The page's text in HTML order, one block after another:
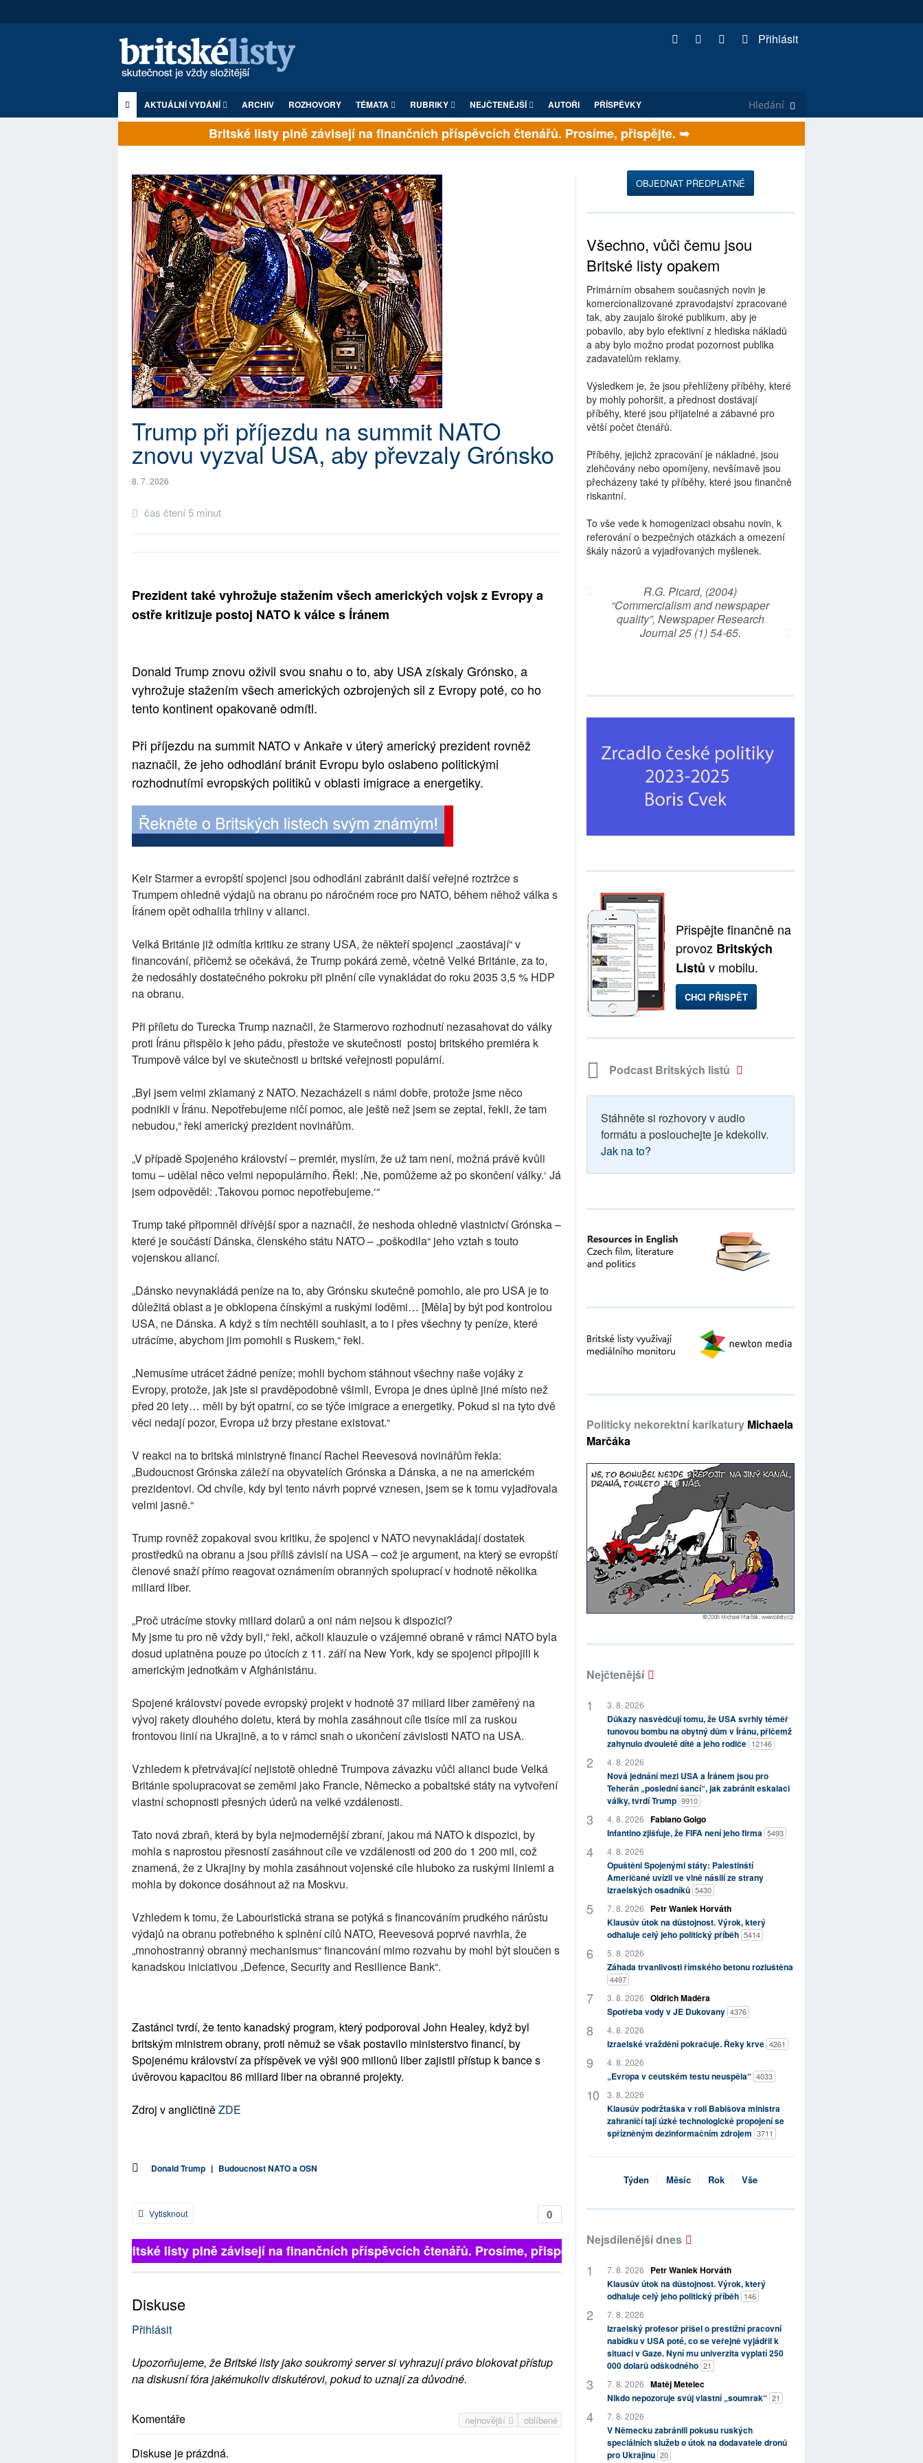
Přihlásit
AKTUÁLNÍ VYDÁNÍ ARCHIV ROZHOVORY TÉMATA RUBRIKY NEJČTENĚJŠÍ AUTOŘI PŘÍSPĚVKY
Britské listy plně závisejí na finančních příspěvcích čtenářů. Prosíme, přispějte. ➥
Trump při příjezdu na summit NATO
znovu vyzval USA, aby převzaly Grónsko
8. 7. 2026
čas čtení 5 minut
Prezident také vyhrožuje stažením všech amerických vojsk z Evropy a
ostře kritizuje postoj NATO k válce s Íránem
Donald Trump znovu oživil svou snahu o to, aby USA získaly Grónsko, a
vyhrožuje stažením všech amerických ozbrojených sil z Evropy poté, co ho
tento kontinent opakovaně odmítl.
Při příjezdu na summit NATO v Ankaře v úterý americký prezident rovněž
naznačil, že jeho odhodlání bránit Evropu bylo oslabeno politickými
rozhodnutími evropských politiků v oblasti imigrace a energetiky.
Keir Starmer a evropští spojenci jsou odhodláni zabránit další veřejné roztržce s
Trumpem ohledně výdajů na obranu po náročném roce pro NATO, během něhož válka s
Íránem opět odhalila trhliny v alianci.
Velká Británie již odmítla kritiku ze strany USA, že někteří spojenci „zaostávají“ v
financování, přičemž se očekává, že Trump pokárá země, včetně Velké Británie, za to,
že nedosáhly dostatečného pokroku při plnění cíle vynakládat do roku 2035 3,5 % HDP
na obranu.
Při příletu do Turecka Trump naznačil, že Starmerovo rozhodnutí nezasahovat do války
proti Íránu přispělo k jeho pádu, přestože ve skutečnosti postoj britského premiéra k
Trumpově válce byl ve skutečnosti u britské veřejnosti populární.
„Byl jsem velmi zklamaný z NATO. Nezacházeli s námi dobře, protože jsme něco
podnikli v Íránu. Nepotřebujeme ničí pomoc, ale ještě než jsem se zeptal, řekli, že tam
nebudou,“ řekl americký prezident novinářům.
„V případě Spojeného království – premiér, myslím, že už tam není, možná právě kvůli
tomu – udělal něco velmi nepopulárního. Řekl: ‚Ne, pomůžeme až po skončení války.‘ Já
jsem odpověděl: ‚Takovou pomoc nepotřebujeme.‘“
Trump také připomněl dřívější spor a naznačil, že neshoda ohledně vlastnictví Grónska –
které je součástí Dánska, členského státu NATO – „poškodila“ jeho vztah s touto
vojenskou aliancí.
„Dánsko nevynakládá peníze na to, aby Grónsku skutečně pomohlo, ale pro USA je to
důležitá oblast a je obklopena čínskými a ruskými loděmi… [Měla] by být pod kontrolou
USA, ne Dánska. A když s tím nechtěli souhlasit, a to i přes všechny ty peníze, které
utrácíme, abychom jim pomohli s Ruskem,“ řekl.
„Nemusíme utrácet žádné peníze; mohli bychom stáhnout všechny naše vojáky z
Evropy, protože, jak jste si pravděpodobně všimli, Evropa je dnes úplně jiné místo než
před 20 lety… měli by být opatrní, co se týče imigrace a energetiky. Pokud si na tyto dvě
věci nedají pozor, Evropa už brzy přestane existovat.“
V reakci na to britská ministryně financí Rachel Reevesová novinářům řekla:
„Budoucnost Grónska záleží na obyvatelích Grónska a Dánska, a ne na americkém
prezidentovi. Od chvíle, kdy byl tento návrh poprvé vznesen, jsem se k tomu vyjadřovala
velmi jasně.“
Trump rovněž zopakoval svou kritiku, že spojenci v NATO nevynakládají dostatek
prostředků na obranu a jsou příliš závislí na USA – což je argument, na který se evropští
členové snaží přímo reagovat oznámením obranných spoluprací v hodnotě několika
miliard liber.
„Proč utrácíme stovky miliard dolarů a oni nám nejsou k dispozici?
My jsme tu pro ně vždy byli,“ řekl, ačkoli klauzule o vzájemné obraně v rámci NATO byla
dosud uplatněna pouze po útocích z 11. září na New York, kdy se spojenci připojili k
americkým jednotkám v Afghánistánu.
Spojené království povede evropský projekt v hodnotě 37 miliard liber zaměřený na
vývoj rakety dlouhého doletu, která by mohla zasáhnout cíle tisíce mil za ruskou
frontovou linií na Ukrajině, a to v rámci snah o ukončení závislosti NATO na USA.
Vzhledem k přetrvávající nejistotě ohledně Trumpova závazku vůči alianci bude Velká
Británie spolupracovat se zeměmi jako Francie, Německo a pobaltské státy na vytvoření
vlastní schopnosti přesných úderů na velké vzdálenosti.
Tato nová zbraň, která by byla nejmodernější zbraní, jakou má NATO k dispozici, by
mohla s naprostou přesností zasáhnout cíle ve vzdálenosti od 200 do 1 200 mil, což
znamená, že z Ukrajiny by mohla zasáhnout vojenské cíle hluboko za ruskými liniemi a
mohla by dokonce dosáhnout až na Moskvu.
Vzhledem k tomu, že Labouristická strana se potýká s financováním prudkého nárůstu
výdajů na obranu potřebného k splnění cílů NATO, Reevesová poprvé navrhla, že
„mnohostranný obranný mechanismus“ financování mimo rozvahu by mohl být sloučen s
kanadskou iniciativou „Defence, Security and Resilience Bank“.
Zastánci tvrdí, že tento kanadský program, který podporoval John Healey, když byl
britským ministrem obrany, proti němuž se však postavilo ministerstvo financí, by
Spojenému království za příspěvek ve výši 900 milionů liber zajistil přístup k bance s
úvěrovou kapacitou 86 miliard liber na obranné projekty.
Zdroj v angličtiněZDE
Donald Trump | Budoucnost NATO a OSN
0
Vytisknout
Britské listy plně závisejí na finančních příspěvcích čtenářů. Prosíme, přispějte. ➥
Diskuse
Přihlásit
Upozorňujeme, že Britské listy jako soukromý server si vyhrazují právo blokovat přístup
na diskusní fóra jakémukoliv diskutérovi, pokud to uznají za důvodné.
nejnovější oblíbené
Komentáře
Diskuse je prázdná.
OBJEDNAT PŘEDPLATNÉ
Všechno, vůči čemu jsou
Britské listy opakem
Primárním obsahem současných novin je
komercionalizované zpravodajství zpracované
tak, aby zaujalo široké publikum, aby je
pobavilo, aby bylo efektivní z hlediska nákladů
a aby bylo možno prodat pozornost publika
zadavatelům reklamy.
Výsledkem je, že jsou přehlíženy příběhy, které
by mohly pohoršit, a přednost dostávají
příběhy, které jsou přijatelné a zábavné pro
větší počet čtenářů.
Příběhy, jejichž zpracování je nákladné, jsou
zlehčovány nebo opomíjeny, nevšímavě jsou
přecházeny také ty příběhy, které jsou finančně
riskantní.
To vše vede k homogenizaci obsahu novin, k
referování o bezpečných otázkách a omezení
škály názorů a vyjadřovaných myšlenek.
R.G. Picard, (2004)
“Commercialism and newspaper
quality”, Newspaper Research
Journal 25 (1) 54-65.
Přispějte finančně na
provoz Britských
Listů v mobilu.
CHCI PŘISPĚT
Podcast Britských listů
Stáhněte si rozhovory v audio
formátu a poslouchejte je kdekoliv.
Jak na to?
Politicky nekorektní karikatury Michaela
Marčáka
Nejčtenější
3. 8. 2026
Důkazy nasvědčují tomu, že USA svrhly téměř
tunovou bombu na obytný dům v Íránu, přičemž
zahynulo dvouleté dítě a jeho rodiče 12146
4. 8. 2026
Nová jednání mezi USA a Íránem jsou pro
Teherán „poslední šancí“, jak zabránit eskalaci
války, tvrdí Trump 9910
4. 8. 2026 Fabiano Golgo
Infantino zjišťuje, že FIFA není jeho firma 5493
4. 8. 2026
Opuštěni Spojenými státy: Palestinští
Američané uvízli ve vlně násilí ze strany
izraelských osadníků 5430
7. 8. 2026
Petr Waniek Horváth
Klausův útok na důstojnost. Výrok, který
odhaluje celý jeho politický příběh 5414
5. 8. 2026
Záhada trvanlivosti římského betonu rozluštěna
4497
3. 8. 2026 Oldřich Maděra
Spotřeba vody v JE Dukovany 4376
4. 8. 2026
Izraelské vraždění pokračuje. Řeky krve 4261
4. 8. 2026
„Evropa v ceutském testu neuspěla“ 4033
3. 8. 2026
Klausův podržtaška v roli Babišova ministra
zahraničí tají úzké technologické propojení se
spřízněným dezinformačním zdrojem 3711
Týden Měsíc Rok Vše
Nejsdílenější dnes
7. 8. 2026
Petr Waniek Horváth
Klausův útok na důstojnost. Výrok, který
odhaluje celý jeho politický příběh 146
7. 8. 2026
Izraelský profesor přišel o prestižní pracovní
nabídku v USA poté, co se veřejně vyjádřil k
situaci v Gaze. Nyní mu univerzita vyplatí 250
000 dolarů odškodného 21
7. 8. 2026 Matěj Metelec
Nikdo nepozoruje svůj vlastní „soumrak“ 21
7. 8. 2026
V Německu zabránili pokusu ruských
speciálních služeb o útok na dodavatele dronů
pro Ukrajinu 20